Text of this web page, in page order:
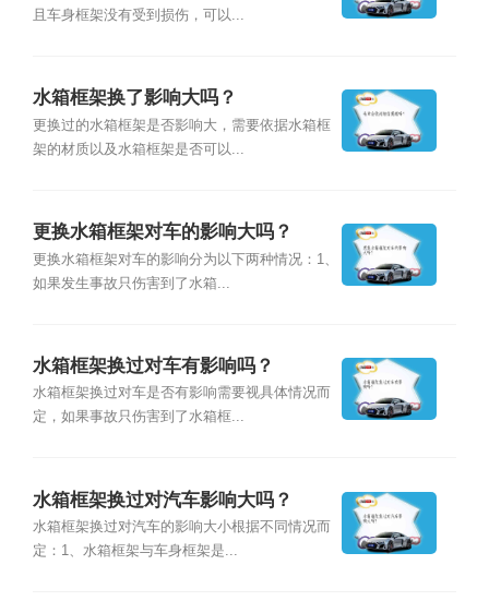
且车身框架没有受到损伤，可以...
水箱框架换了影响大吗？
更换过的水箱框架是否影响大，需要依据水箱框
架的材质以及水箱框架是否可以...
更换水箱框架对车的影响大吗？
更换水箱框架对车的影响分为以下两种情况：1、
如果发生事故只伤害到了水箱...
水箱框架换过对车有影响吗？
水箱框架换过对车是否有影响需要视具体情况而
定，如果事故只伤害到了水箱框...
水箱框架换过对汽车影响大吗？
水箱框架换过对汽车的影响大小根据不同情况而
定：1、水箱框架与车身框架是...